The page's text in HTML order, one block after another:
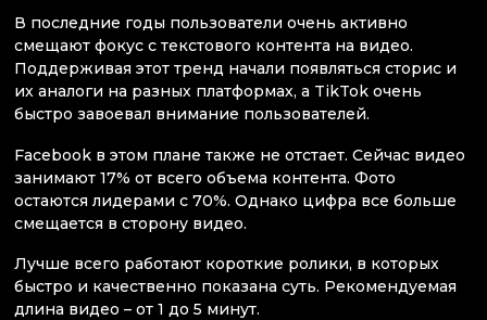
В последние годы пользователи очень активно
смещают фокус с текстового контента на видео.
Поддерживая этот тренд начали появляться сторис и
их аналоги на разных платформах, а TikTok очень
быстро завоевал внимание пользователей.
Facebook в этом плане также не отстает. Сейчас видео
занимают 17% от всего объема контента. Фото
остаются лидерами с 70%. Однако цифра все больше
смещается в сторону видео.
Лучше всего работают короткие ролики, в которых
быстро и качественно показана суть. Рекомендуемая
длина видео – от 1 до 5 минут.